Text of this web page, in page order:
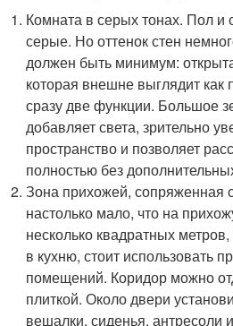
Комната в серых тонах. Пол и
серые. Но оттенок стен
должен быть минимум:
которая внешне выглядит как
сразу две функции. Большое
добавляет света, зрительно
пространство и позволяет
полностью без
Зона прихожей, сопряженная
настолько мало, что на
несколько квадратных
в кухню, стоит использовать
помещений. Коридор можно
плиткой. Около двери
вешалки, сиденья, антресоли